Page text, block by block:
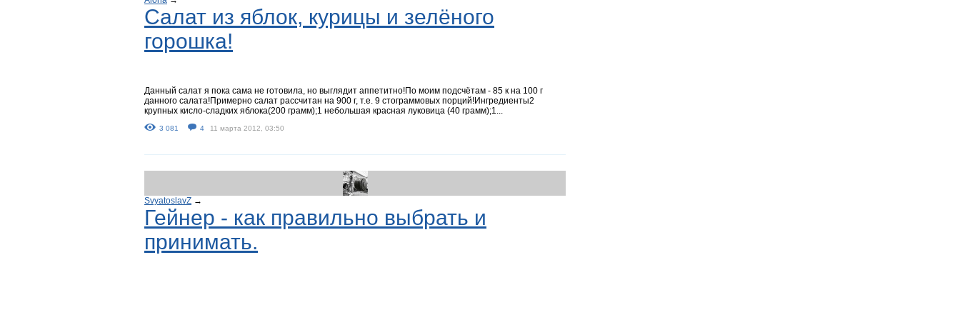
Салат из яблок, курицы и зелёного
горошка!
Данный салат я пока сама не готовила, но выглядит аппетитно!По моим подсчётам - 85 к на 100 г
данного салата!Примерно салат рассчитан на 900 г, т.е. 9 стограммовых порций!Ингредиенты2
крупных кисло-сладких яблока(200 грамм);1 небольшая красная луковица (40 грамм);1...
3 081 4 11 марта 2012, 03:50
SvyatoslavZ →
Гейнер - как правильно выбрать и
принимать.